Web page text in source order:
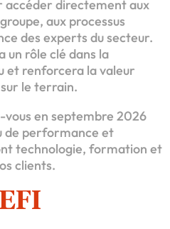
accéder directement aux
aux processus
des experts du secteur.
un rôle clé dans la
et renforcera la valeur
le terrain.
vous en septembre 2026
de performance et
technologie, formation et
clients.